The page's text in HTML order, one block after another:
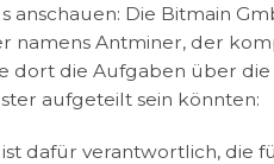
anschauen: Die Bitmain
namens Antminer, der
dort die Aufgaben über
aufgeteilt sein könnten:
dafür verantwortlich, die